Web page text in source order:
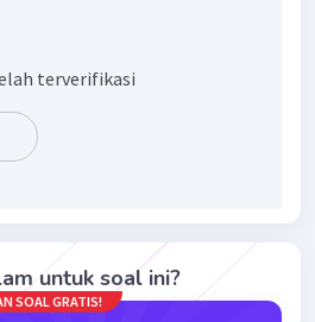
= 80π rad/s
menyatakan panjang
dalam selang waktu
terverifikasi
untuk soal ini?
SOAL GRATIS!